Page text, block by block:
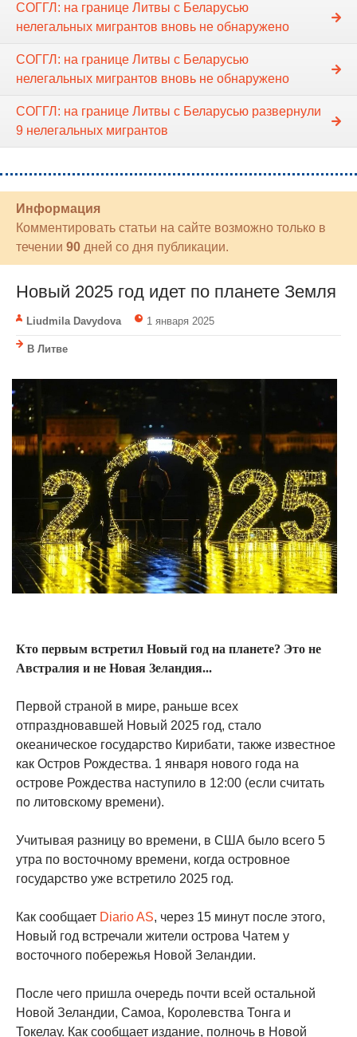
СОГГЛ: на границе Литвы с Беларусью
нелегальных мигрантов вновь не обнаружено
СОГГЛ: на границе Литвы с Беларусью
нелегальных мигрантов вновь не обнаружено
СОГГЛ: на границе Литвы с Беларусью развернули
9 нелегальных мигрантов
Информация
Комментировать статьи на сайте возможно только в
течении 90 дней со дня публикации.
Новый 2025 год идет по планете Земля
Liudmila Davydova 1 января 2025
В Литве
Кто первым встретил Новый год на планете? Это не
Австралия и не Новая Зеландия...
Первой страной в мире, раньше всех
отпраздновавшей Новый 2025 год, стало
океаническое государство Кирибати, также известное
как Остров Рождества. 1 января нового года на
острове Рождества наступило в 12:00 (если считать
по литовскому времени).
Учитывая разницу во времени, в США было всего 5
утра по восточному времени, когда островное
государство уже встретило 2025 год.
Как сообщает Diario AS, через 15 минут после этого,
Новый год встречали жители острова Чатем у
восточного побережья Новой Зеландии.
После чего пришла очередь почти всей остальной
Новой Зеландии, Самоа, Королевства Тонга и
Токелау. Как сообщает издание, полночь в Новой